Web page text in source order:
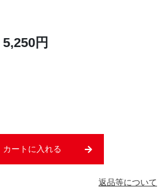
円
カートに入れる
返品等について